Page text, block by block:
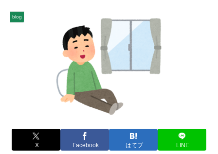
blog
X Facebook はてブ LINE